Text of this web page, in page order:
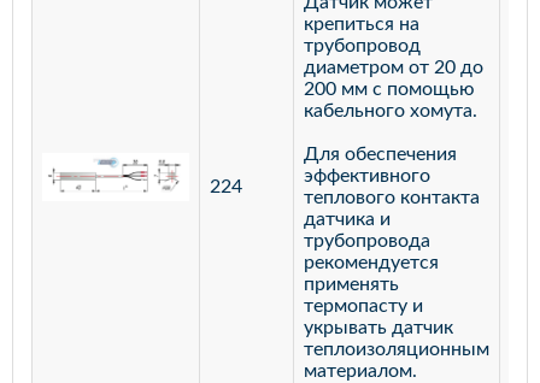
224
крепиться на
трубопровод
диаметром от 20 до
200 мм с помощью
кабельного хомута.
Для обеспечения
эффективного
теплового контакта
датчика и
трубопровода
рекомендуется
применять
термопасту и
укрывать датчик
теплоизоляционным
материалом.